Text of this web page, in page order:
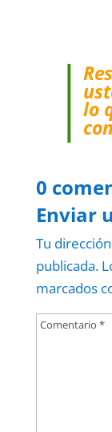
lo
0
Enviar
Tu
publicada.
marcados